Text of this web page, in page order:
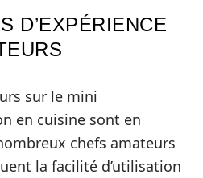
D’EXPÉRIENCE
sur le mini
en cuisine sont en
chefs amateurs
la facilité d’utilisation